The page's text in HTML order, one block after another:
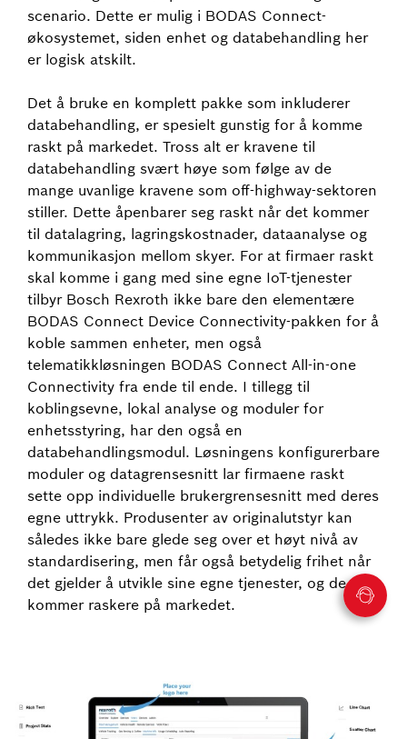
scenario. Dette er mulig i BODAS Connect-
økosystemet, siden enhet og databehandling her
er logisk atskilt.
Det å bruke en komplett pakke som inkluderer
databehandling, er spesielt gunstig for å komme
raskt på markedet. Tross alt er kravene til
databehandling svært høye som følge av de
mange uvanlige kravene som off-highway-sektoren
stiller. Dette åpenbarer seg raskt når det kommer
til datalagring, lagringskostnader, dataanalyse og
kommunikasjon mellom skyer. For at firmaer raskt
skal komme i gang med sine egne IoT-tjenester
tilbyr Bosch Rexroth ikke bare den elementære
BODAS Connect Device Connectivity-pakken for å
koble sammen enheter, men også
telematikkløsningen BODAS Connect All-in-one
Connectivity fra ende til ende. I tillegg til
koblingsevne, lokal analyse og moduler for
enhetsstyring, har den også en
databehandlingsmodul. Løsningens konfigurerbare
moduler og datagrensesnitt lar firmaene raskt
sette opp individuelle brukergrensesnitt med deres
egne uttrykk. Produsenter av originalutstyr kan
således ikke bare glede seg over et høyt nivå av
standardisering, men får også betydelig frihet når
det gjelder å utvikle sine egne tjenester, og de
kommer raskere på markedet.